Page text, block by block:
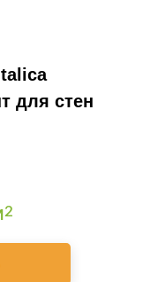
для стен
2